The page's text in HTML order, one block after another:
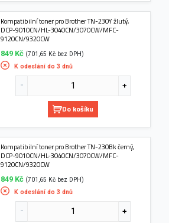
Kompatibilní toner pro Brother TN-230Y žlutý,
DCP-9010CN/HL-3040CN/3070CW/MFC-
9120CN/9320CW
849 Kč (701,65 Kč bez DPH)
K odeslání do 3 dnů
Do košíku
Kompatibilní toner pro Brother TN-230Bk černý,
DCP-9010CN/HL-3040CN/3070CW/MFC-
9120CN/9320CW
849 Kč (701,65 Kč bez DPH)
K odeslání do 3 dnů